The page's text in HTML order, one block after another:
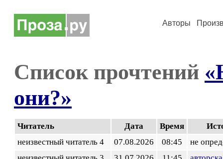
Авторы
Список прочтений
они?»
Читатель Дата Время
неизвестный читатель 4
07.08.2026 08:45
не